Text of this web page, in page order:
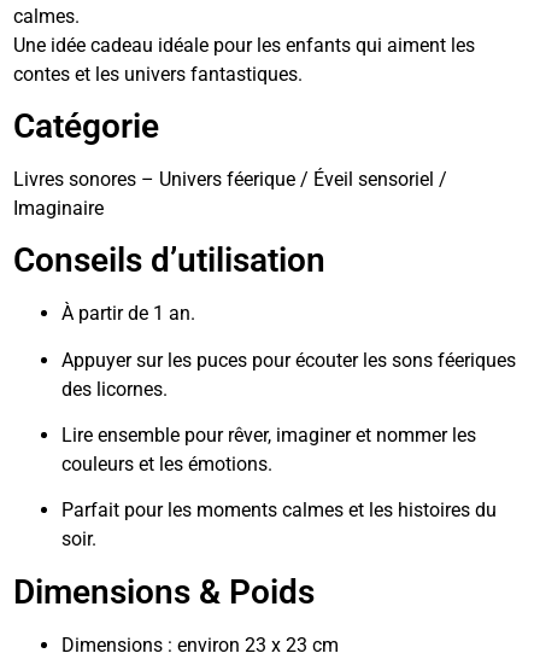
calmes.
Une idée cadeau idéale pour les enfants qui aiment les
contes et les univers fantastiques.
Catégorie
Livres sonores – Univers féerique / Éveil sensoriel /
Imaginaire
Conseils d’utilisation
À partir de 1 an.
Appuyer sur les puces pour écouter les sons féeriques
des licornes.
Lire ensemble pour rêver, imaginer et nommer les
couleurs et les émotions.
Parfait pour les moments calmes et les histoires du
soir.
Dimensions & Poids
Dimensions : environ 23 x 23 cm